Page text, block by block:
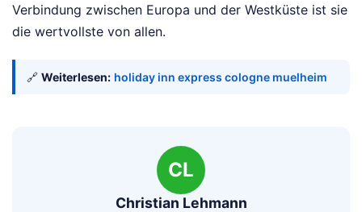
Verbindung zwischen Europa und der Westküste ist sie
die wertvollste von allen.
🔗 Weiterlesen: holiday inn express cologne muelheim
CL
Christian Lehmann